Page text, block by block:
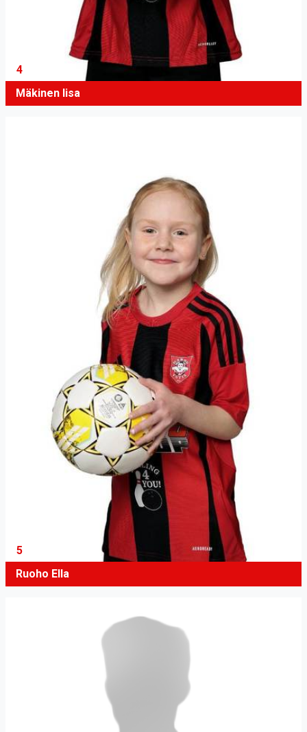
4
Mäkinen Iisa
5
Ruoho Ella